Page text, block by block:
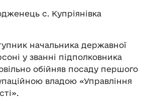
с. Купріянівка
начальника державної
у званні підполковника
обійняв посаду першого
владою «Управління